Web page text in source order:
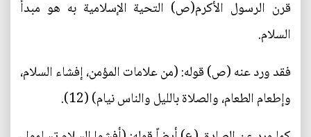
قرن الرسول الأكرم(ص) التحية الإسلامية به هو مبدأ
السلام.
فقد ورد عنه (ص) قوله: (من علامات المؤمن، إفشاء السلام،
وإطعام الطعام، والصلاة بالليل والناس نيام) (12).